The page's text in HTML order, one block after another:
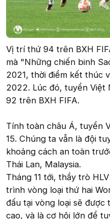
Vị trí thứ 94 trên BXH
mà "Những chiến binh
2021, thời điểm kết thúc
2022. Lúc đó, tuyển Việt
92 trên BXH FIFA.
Tính toàn châu Á, tuyển
15. Chúng ta vẫn là đội
khoảng cách an toàn
Thái Lan, Malaysia.
Tháng 11 tới, thầy trò
trình vòng loại thứ hai
đấu tại vòng loại sẽ được
cao, và là cơ hội lớn để